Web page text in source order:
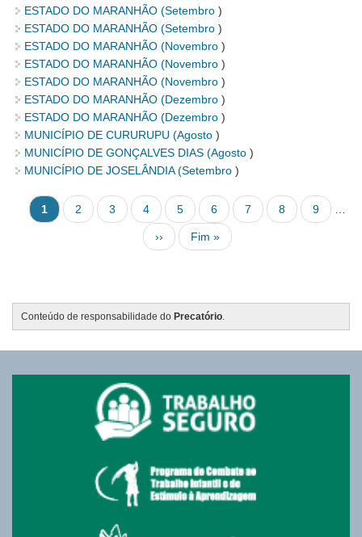
ESTADO DO MARANHÃO (Setembro )
ESTADO DO MARANHÃO (Setembro )
ESTADO DO MARANHÃO (Novembro )
ESTADO DO MARANHÃO (Novembro )
ESTADO DO MARANHÃO (Novembro )
ESTADO DO MARANHÃO (Dezembro )
ESTADO DO MARANHÃO (Dezembro )
MUNICÍPIO DE CURURUPU (Agosto )
MUNICÍPIO DE GONÇALVES DIAS (Agosto )
MUNICÍPIO DE JOSELÂNDIA (Setembro )
Pagination
Página atual
1 Página
2 Página
3 Página
4 Página
5 Página
6 Página
7 Página
8 Página
9
Next page
›› Last page
Fim »
Conteúdo de responsabilidade do Precatório.